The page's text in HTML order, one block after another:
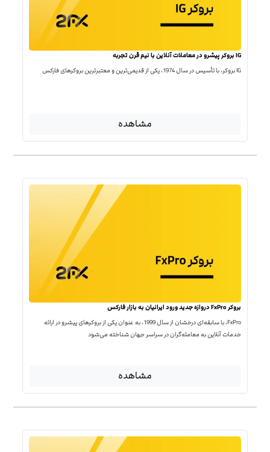
IG بروکر پیشرو در معاملات آنلاین با نیم قرن تجربه
IG بروکر، با تأسیس در سال 1974، یکی از قدیمی‌ترین و معتبرترین بروکرهای فارکس
مشاهده
بروکر FxPro دروازه جدید ورود ایرانیان به بازار فارکس
FxPro، با سابقه‌ای درخشان از سال 1999، به عنوان یکی از بروکرهای پیشرو در ارائه
خدمات آنلاین به معامله‌گران در سراسر جهان شناخته می‌شود
مشاهده